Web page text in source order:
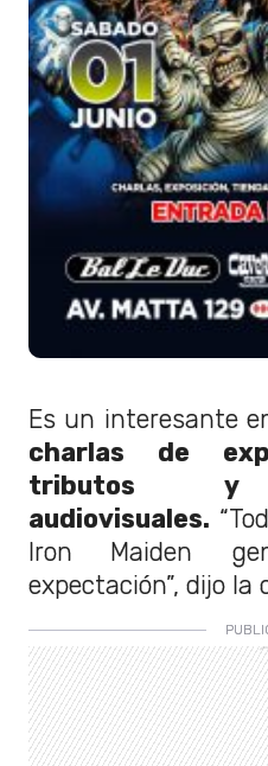
Es un interesante
charlas de
tributos y
audiovisuales.
Iron Maiden
expectación”, dijo la